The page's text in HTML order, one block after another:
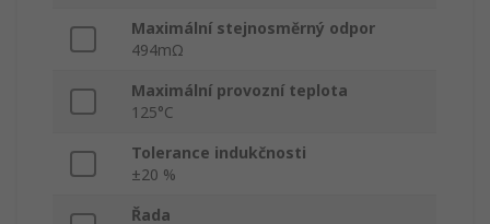
Maximální stejnosměrný odpor
494mΩ
Maximální provozní teplota
125°C
Tolerance indukčnosti
±20 %
Řada